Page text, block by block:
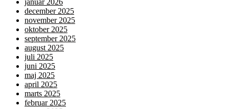
december 2025
november 2025
oktober 2025
september 2025
august 2025
juli 2025
juni 2025
maj 2025
april 2025
marts 2025
februar 2025